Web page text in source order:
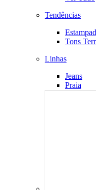
Tendências
Tons
Linhas
Jeans
Praia